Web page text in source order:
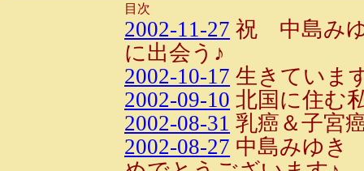
目次
2002-11-27 祝 中島み
に出会う♪
2002-10-17 生きていま
2002-09-10 北国に住む
2002-08-31 乳癌＆子宮
2002-08-27 中島みゆき